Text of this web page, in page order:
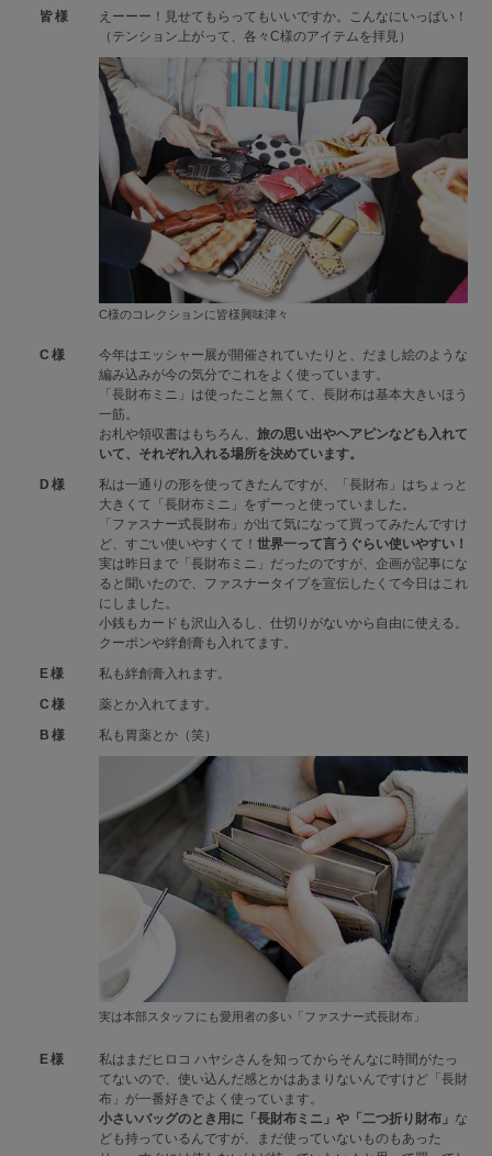
皆様
えーーー！見せてもらってもいいですか。こんなにいっぱい！
（テンション上がって、各々C様のアイテムを拝見）
C様のコレクションに皆様興味津々
C様
今年はエッシャー展が開催されていたりと、だまし絵のような
編み込みが今の気分でこれをよく使っています。
「長財布ミニ」は使ったこと無くて、長財布は基本大きいほう
一筋。
お札や領収書はもちろん、 旅の思い出やヘアピンなども入れて
いて、それぞれ入れる場所を決めています。
D様
私は一通りの形を使ってきたんですが、「長財布」はちょっと
大きくて「長財布ミニ」をずーっと使っていました。
「ファスナー式長財布」が出て気になって買ってみたんですけ
ど、すごい使いやすくて！ 世界一って言うぐらい使いやすい！
実は昨日まで「長財布ミニ」だったのですが、企画が記事にな
ると聞いたので、ファスナータイプを宣伝したくて今日はこれ
にしました。
小銭もカードも沢山入るし、仕切りがないから自由に使える。
クーポンや絆創膏も入れてます。
E様
私も絆創膏入れます。
C様
薬とか入れてます。
B様
私も胃薬とか（笑）
実は本部スタッフにも愛用者の多い「ファスナー式長財布」
E様
私はまだヒロコ ハヤシさんを知ってからそんなに時間がたっ
てないので、使い込んだ感とかはあまりないんですけど「長財
布」が一番好きでよく使っています。
小さいバッグのとき用に「長財布ミニ」や「二つ折り財布」 な
ども持っているんですが、まだ使っていないものもあった